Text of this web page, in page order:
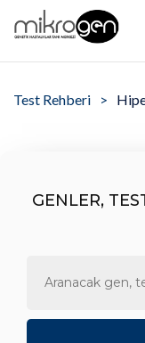
Test Rehberi
GENLER,